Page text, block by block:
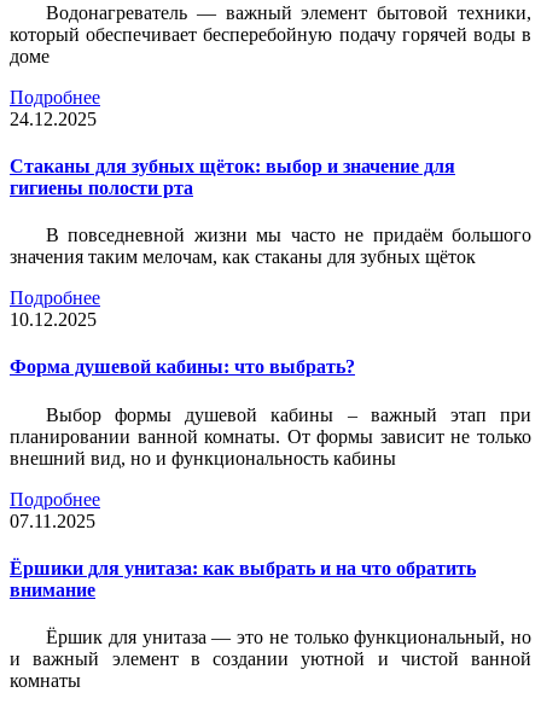
Водонагреватель — важный элемент бытовой техники,
который обеспечивает бесперебойную подачу горячей воды в
доме
Подробнее
24.12.2025
Стаканы для зубных щёток: выбор и значение для
гигиены полости рта
В повседневной жизни мы часто не придаём большого
значения таким мелочам, как стаканы для зубных щёток
Подробнее
10.12.2025
Форма душевой кабины: что выбрать?
Выбор формы душевой кабины – важный этап при
планировании ванной комнаты. От формы зависит не только
внешний вид, но и функциональность кабины
Подробнее
07.11.2025
Ёршики для унитаза: как выбрать и на что обратить
внимание
Ёршик для унитаза — это не только функциональный, но
и важный элемент в создании уютной и чистой ванной
комнаты